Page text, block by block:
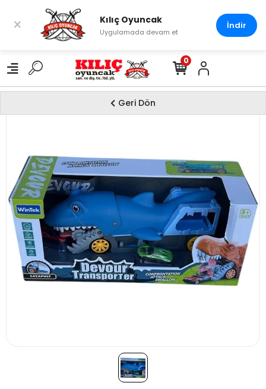
0
Geri Dön
× Kılıç Oyuncak
Uygulamada devam et
İndir